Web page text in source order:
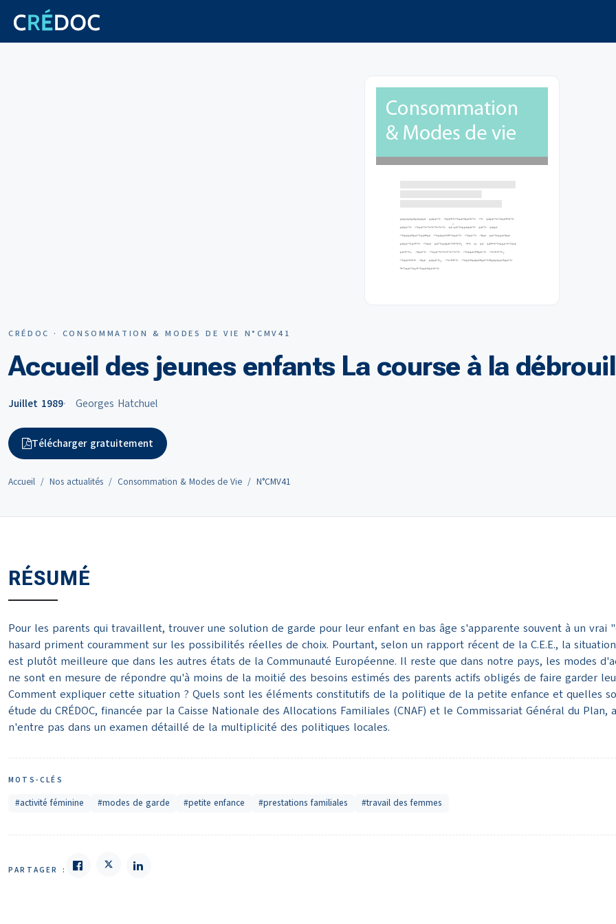
CRÉDOC · CONSOMMATION & MODES DE VIE N°CMV41
Accueil des jeunes enfants La course à la
Juillet 1989 Georges Hatchuel
Télécharger gratuitement
Accueil Nos actualités Consommation & Modes de Vie N°CMV41
RÉSUMÉ
Pour les parents qui travaillent, trouver une solution de garde pour leur enfant en bas âge s'apparente souvent à un
hasard priment couramment sur les possibilités réelles de choix. Pourtant, selon un rapport récent de la C.E.E., la
est plutôt meilleure que dans les autres états de la Communauté Européenne. Il reste que dans notre pays, les modes
ne sont en mesure de répondre qu'à moins de la moitié des besoins estimés des parents actifs obligés de faire garder
Comment expliquer cette situation ? Quels sont les éléments constitutifs de la politique de la petite enfance et quelles
étude du CRÉDOC, financée par la Caisse Nationale des Allocations Familiales (CNAF) et le Commissariat Général du
n'entre pas dans un examen détaillé de la multiplicité des politiques locales.
MOTS-CLÉS
#activité féminine #modes de garde #petite enfance #prestations familiales #travail des femmes
PARTAGER :